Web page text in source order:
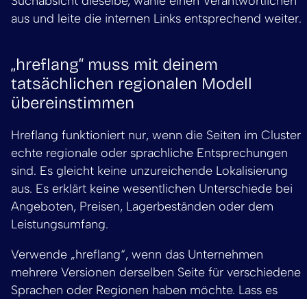
aus und leite die internen Links entsprechend weiter.
„hreflang“ muss mit deinem
tatsächlichen regionalen Modell
übereinstimmen
Hreflang funktioniert nur, wenn die Seiten im Cluster
echte regionale oder sprachliche Entsprechungen
sind. Es gleicht keine unzureichende Lokalisierung
aus. Es erklärt keine wesentlichen Unterschiede bei
Angeboten, Preisen, Lagerbeständen oder dem
Leistungsumfang.
Verwende „hreflang“, wenn das Unternehmen
mehrere Versionen derselben Seite für verschiedene
Sprachen oder Regionen haben möchte. Lass es